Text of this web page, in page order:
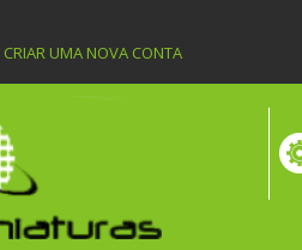
CRIAR UMA NOVA CONTA